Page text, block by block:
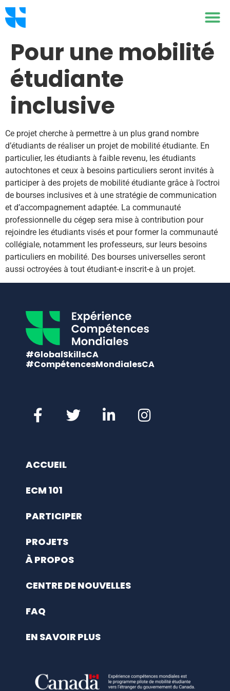
Pour une mobilité
étudiante
inclusive
Ce projet cherche à permettre à un plus grand nombre
d’étudiants de réaliser un projet de mobilité étudiante. En
particulier, les étudiants à faible revenu, les étudiants
autochtones et ceux à besoins particuliers seront invités à
participer à des projets de mobilité étudiante grâce à l’octroi
de bourses inclusives et à une stratégie de communication
et d’accompagnement adaptée. La communauté
professionnelle du cégep sera mise à contribution pour
rejoindre les étudiants visés et pour former la communauté
collégiale, notamment les professeurs, sur leurs besoins
particuliers en mobilité. Des bourses universelles seront
aussi octroyées à tout étudiant-e inscrit-e à un projet.
#GlobalSkillsCA
#CompétencesMondialesCA
ACCUEIL
ECM 101
PARTICIPER
PROJETS
À PROPOS
CENTRE DE NOUVELLES
FAQ
EN SAVOIR PLUS